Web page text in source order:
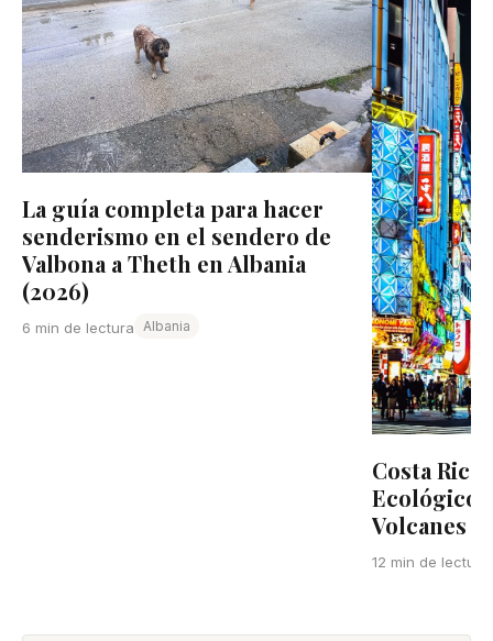
La guía completa para hacer
senderismo en el sendero de
Valbona a Theth en Albania
(2026)
6 min de lectura Albania
Costa
Ecológico
Volcanes y
12 min de lectura